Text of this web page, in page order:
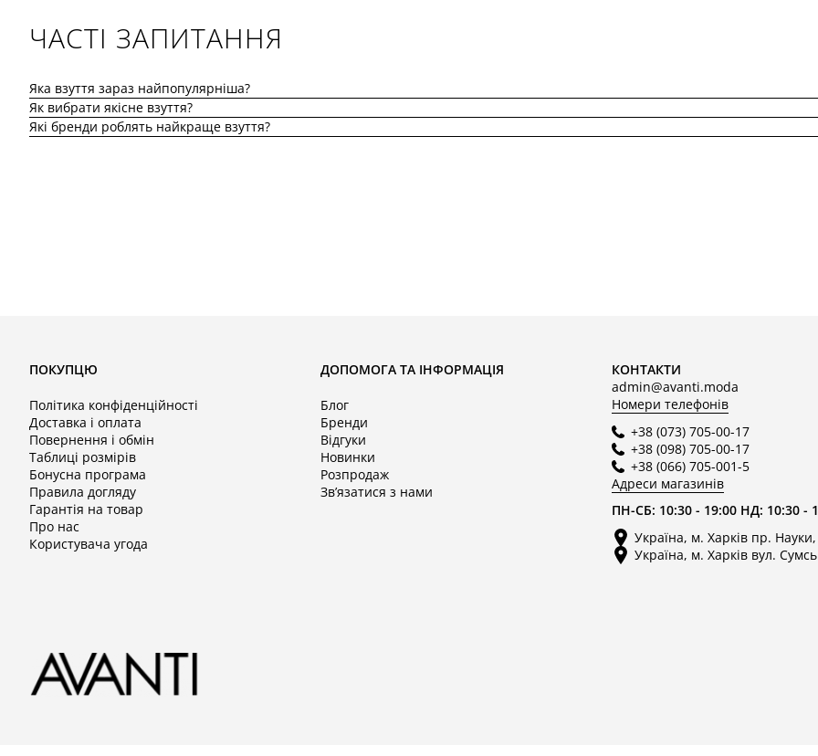
ЧАСТІ ЗАПИТАННЯ
Яка взуття зараз найпопулярніша?
Як вибрати якісне взуття?
Які бренди роблять найкраще взуття?
ПОКУПЦЮ
Політика конфіденційності
Доставка і оплата
Повернення і обмін
Таблиці розмірів
Бонусна програма
Правила догляду
Гарантія на товар
Про нас
Користувача угода
ДОПОМОГА ТА ІНФОРМАЦІЯ
Блог
Бренди
Відгуки
Новинки
Розпродаж
Зв’язатися з нами
КОНТАКТИ
admin@avanti.moda
Номери телефонів
+38 (073) 705-00-17
+38 (098) 705-00-17
+38 (066) 705-001-5
Адреси магазинів
ПН-СБ: 10:30 - 19:00 НД: 10:30 -
Україна, м. Харків пр.
Україна, м. Харків вул.